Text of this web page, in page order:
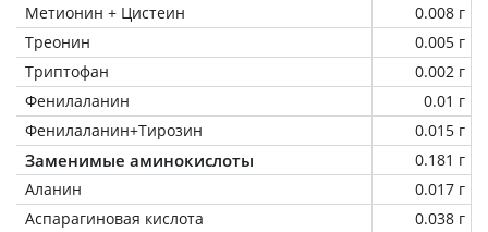
Метионин + Цистеин
0.008 г
Треонин
0.005 г
Триптофан
0.002 г
Фенилаланин
0.01 г
Фенилаланин+Тирозин
0.015 г
Заменимые аминокислоты
0.181 г
Аланин
0.017 г
Аспарагиновая кислота
0.038 г